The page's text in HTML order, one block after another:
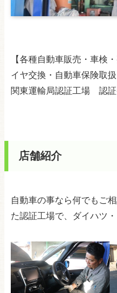
【各種自動車販売・車検
イヤ交換・自動車保険取扱
関東運輸局認証工場 認
店舗紹介
自動車の事なら何でもご
た認証工場で、ダイハツ